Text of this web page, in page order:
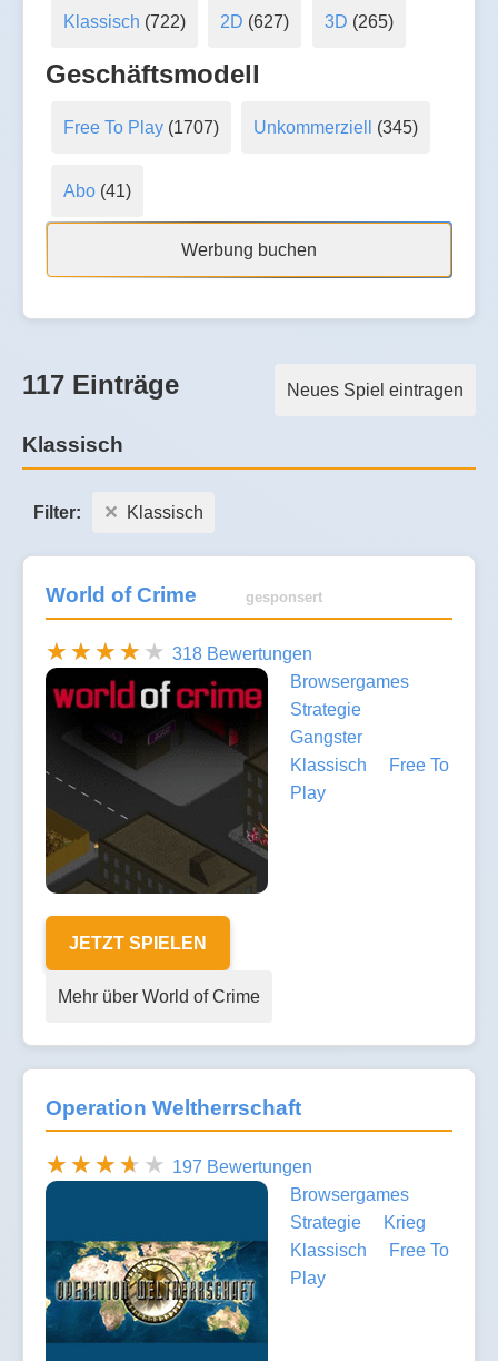
Klassisch (722) 2D (627) 3D (265)
Geschäftsmodell
Free To Play(1707) Unkommerziell (345)
Abo(41)
Werbung buchen
Neues Spiel eintragen
117 Einträge
Klassisch
Filter: Klassisch
World of Crime gesponsert
318 Bewertungen
Browsergames
Strategie
Gangster
Klassisch
Free To
Play
JETZT SPIELEN
Mehr über World of Crime
Operation Weltherrschaft
197 Bewertungen
Browsergames
Strategie
Krieg
Klassisch
Free To
Play